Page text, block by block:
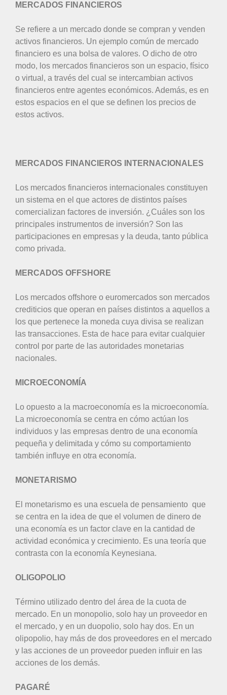
MERCADOS FINANCIEROS
Se refiere a un mercado donde se compran y venden
activos financieros. Un ejemplo común de mercado
financiero es una bolsa de valores. O dicho de otro
modo, los mercados financieros son un espacio, físico
o virtual, a través del cual se intercambian activos
financieros entre agentes económicos. Además, es en
estos espacios en el que se definen los precios de
estos activos.
MERCADOS FINANCIEROS INTERNACIONALES
Los mercados financieros internacionales constituyen
un sistema en el que actores de distintos países
comercializan factores de inversión. ¿Cuáles son los
principales instrumentos de inversión? Son las
participaciones en empresas y la deuda, tanto pública
como privada.
MERCADOS OFFSHORE
Los mercados offshore o euromercados son mercados
crediticios que operan en países distintos a aquellos a
los que pertenece la moneda cuya divisa se realizan
las transacciones. Esta de hace para evitar cualquier
control por parte de las autoridades monetarias
nacionales.
MICROECONOMÍA
Lo opuesto a la macroeconomía es la microeconomía.
La microeconomía se centra en cómo actúan los
individuos y las empresas dentro de una economía
pequeña y delimitada y cómo su comportamiento
también influye en otra economía.
MONETARISMO
El monetarismo es una escuela de pensamiento que
se centra en la idea de que el volumen de dinero de
una economía es un factor clave en la cantidad de
actividad económica y crecimiento. Es una teoría que
contrasta con la economía Keynesiana.
OLIGOPOLIO
Término utilizado dentro del área de la cuota de
mercado. En un monopolio, solo hay un proveedor en
el mercado, y en un duopolio, solo hay dos. En un
olipopolio, hay más de dos proveedores en el mercado
y las acciones de un proveedor pueden influir en las
acciones de los demás.
PAGARÉ